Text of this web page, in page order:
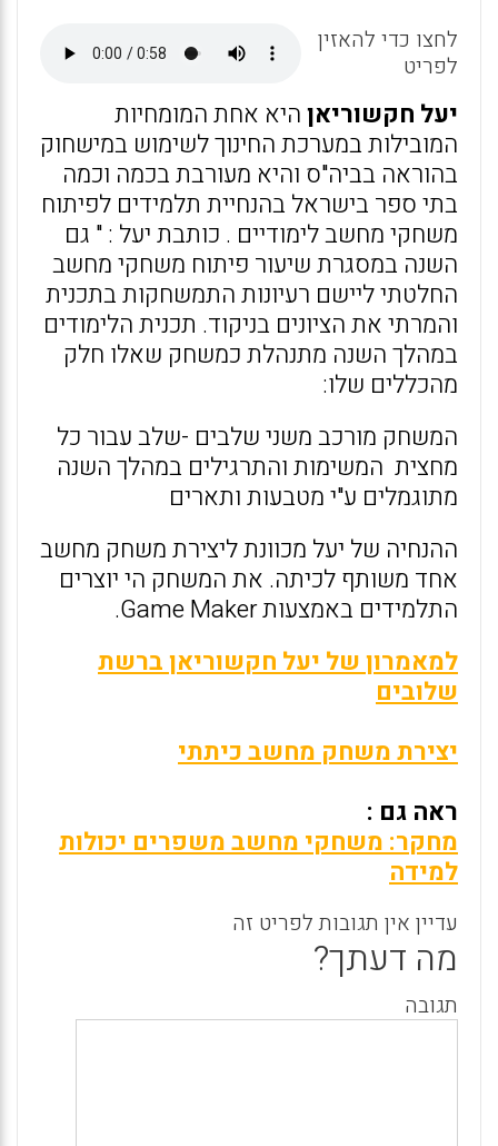
p
o
k
לחצו כדי להאזין
לפריט
יעל חקשוריאןהיא אחת המומחיות
המובילות במערכת החינוך לשימוש במישחוק
בהוראה בביה"ס והיא מעורבת בכמה וכמה
בתי ספר בישראל בהנחיית תלמידים לפיתוח
משחקי מחשב לימודיים . כותבת יעל : " גם
השנה במסגרת שיעור פיתוח משחקי מחשב
החלטתי ליישם רעיונות התמשחקות בתכנית
והמרתי את הציונים בניקוד. תכנית הלימודים
במהלך השנה מתנהלת כמשחק שאלו חלק
מהכללים שלו:
המשחק מורכב משני שלבים -שלב עבור כל
מחצית המשימות והתרגילים במהלך השנה
מתוגמלים ע"י מטבעות ותארים
ההנחיה של יעל מכוונת ליצירת משחק מחשב
אחד משותף לכיתה. את המשחק הי יוצרים
התלמידים באמצעות Game Maker.
למאמרון של יעל חקשוריאן ברשת
שלובים
יצירת משחק מחשב כיתתי
ראה גם :
מחקר: משחקי מחשב משפרים יכולות
למידה
עדיין אין תגובות לפריט זה
מה דעתך?
תגובה